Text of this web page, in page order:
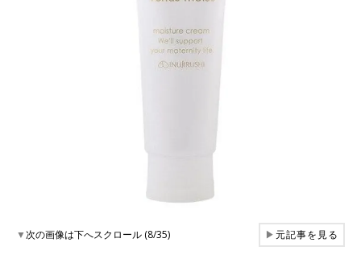
▼次の画像は下へスクロール (8/35) ▶元記事を見る